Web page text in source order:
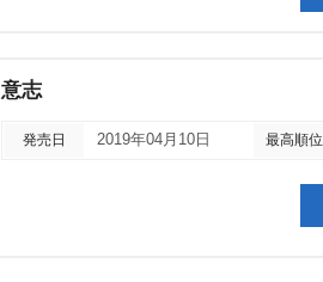
意志
発売日 2019年04月10日 最高順位